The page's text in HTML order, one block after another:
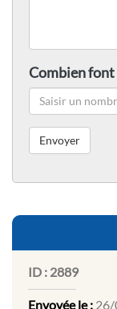
Combien font
ID : 2889
Envoyée le :